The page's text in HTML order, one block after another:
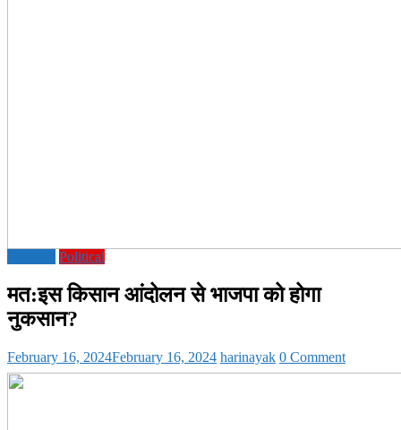
Political
मत:इस किसान आंदोलन से भाजपा को होगा
नुकसान?
February 16, 2024February 16, 2024 harinayak 0 Comment